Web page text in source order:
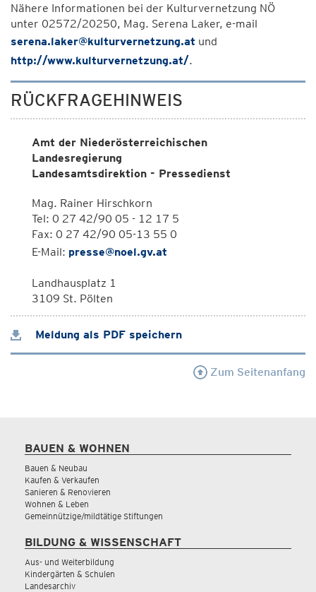
Nähere Informationen bei der Kulturvernetzung NÖ
unter 02572/20250, Mag. Serena Laker, e-mail
serena.laker@kulturvernetzung.at und
http://www.kulturvernetzung.at/.
RÜCKFRAGEHINWEIS
Amt der Niederösterreichischen
Landesregierung
Landesamtsdirektion - Pressedienst
Mag. Rainer Hirschkorn
Tel: 0 27 42/90 05 - 12 17 5
Fax: 0 27 42/90 05-13 55 0
E-Mail: presse@noel.gv.at
Landhausplatz 1
3109 St. Pölten
Meldung als PDF speichern
Zum Seitenanfang
BAUEN & WOHNEN
Bauen & Neubau
Kaufen & Verkaufen
Sanieren & Renovieren
Wohnen & Leben
Gemeinnützige/mildtätige Stiftungen
BILDUNG & WISSENSCHAFT
Aus- und Weiterbildung
Kindergärten & Schulen
Landesarchiv